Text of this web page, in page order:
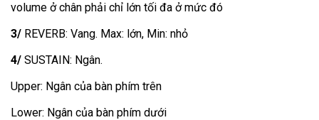
volume ở chân phải chỉ lớn tối đa ở mức đó
3/ REVERB: Vang. Max: lớn, Min: nhỏ
4/ SUSTAIN: Ngân.
Upper: Ngân của bàn phím trên
Lower: Ngân của bàn phím dưới